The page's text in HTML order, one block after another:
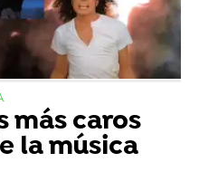
más caros
la música